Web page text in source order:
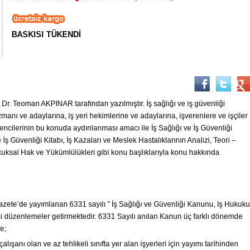
Vergi Kanunları
1700 Kdv Dahil.
Muhasebe Kayıt Rehberi
Fiyatı: 2500 Kdv Dahil.
BASKISI TÜKENDİ
Dr. Teoman AKPINAR tarafından yazılmıştır. İş sağlığı ve iş güvenliği
ve adaylarına, iş yeri hekimlerine ve adaylarına, işverenlere ve işçiler
bu konuda aydınlanması amacı ile İş Sağlığı ve İş Güvenliği
İş Güvenliği Kitabı, İş Kazaları ve Meslek Hastalıklarının Analizi, Teori –
Hak ve Yükümlülükleri gibi konu başlıklarıyla konu hakkında
yayımlanan 6331 sayılı ” İş Sağlığı ve Güvenliği Kanunu, Iş Hukuku
getirmektedir. 6331 Sayılı anılan Kanun üç farklı dönemde
olan ve az tehlikeli sınıfta yer alan işyerleri için yayımı tarihinden